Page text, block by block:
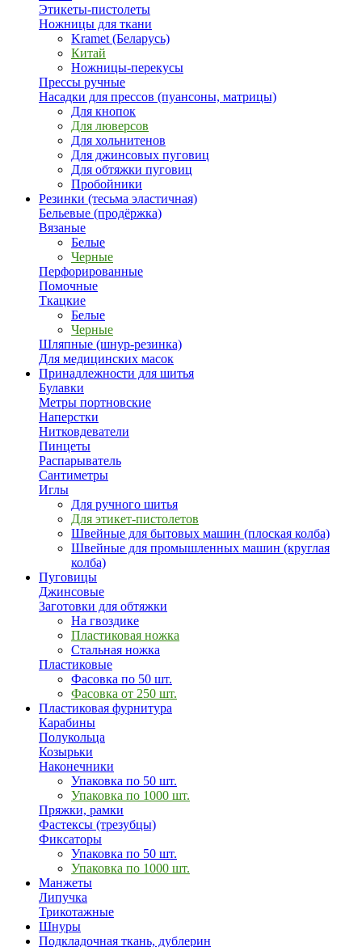
Этикеты-пистолеты
Ножницы для ткани
Kramet (Беларусь)
Китай
Ножницы-перекусы
Прессы ручные
Насадки для прессов (пуансоны, матрицы)
Для кнопок
Для люверсов
Для хольнитенов
Для джинсовых пуговиц
Для обтяжки пуговиц
Пробойники
Резинки (тесьма эластичная)
Бельевые (продёржка)
Вязаные
Белые
Черные
Перфорированные
Помочные
Ткацкие
Белые
Черные
Шляпные (шнур-резинка)
Для медицинских масок
Принадлежности для шитья
Булавки
Метры портновские
Наперстки
Нитковдеватели
Пинцеты
Распарыватель
Сантиметры
Иглы
Для ручного шитья
Для этикет-пистолетов
Швейные для бытовых машин (плоская колба)
Швейные для промышленных машин (круглая
колба)
Пуговицы
Джинсовые
Заготовки для обтяжки
На гвоздике
Пластиковая ножка
Стальная ножка
Пластиковые
Фасовка по 50 шт.
Фасовка от 250 шт.
Пластиковая фурнитура
Карабины
Полукольца
Козырьки
Наконечники
Упаковка по 50 шт.
Упаковка по 1000 шт.
Пряжки, рамки
Фастексы (трезубцы)
Фиксаторы
Упаковка по 50 шт.
Упаковка по 1000 шт.
Манжеты
Липучка
Трикотажные
Шнуры
Подкладочная ткань, дублерин